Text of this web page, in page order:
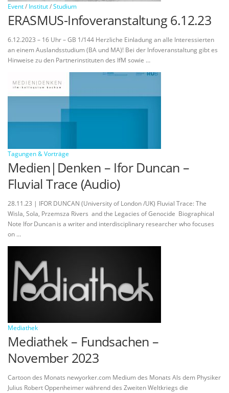
Event/ Institut/Studium
ERASMUS-Infoveranstaltung 6.12.23
6.12.2023 – 16 Uhr – GB 1/144 Herzliche Einladung an alle Interessierten
an einem Auslandsstudium (BA und MA)! Bei der Infoveranstaltung gibt es
Hinweise zu den Partnerinstituten des IfM sowie …
Tagungen & Vorträge
Medien|Denken – Ifor Duncan –
Fluvial Trace (Audio)
28.11.23 | IFOR DUNCAN (University of London /UK) Fluvial Trace: The
Wisla, Sola, Przemsza Rivers and the Legacies of Genocide Biographical
Note Ifor Duncan is a writer and interdisciplinary researcher who focuses
on …
Mediathek
Mediathek – Fundsachen –
November 2023
Cartoon des Monats newyorker.com Medium des Monats Als dem Physiker
Julius Robert Oppenheimer während des Zweiten Weltkriegs die